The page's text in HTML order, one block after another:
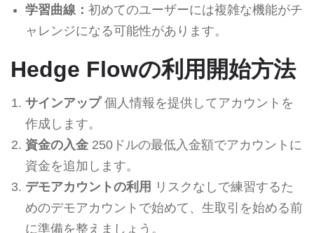
学習曲線： 初めてのユーザーには複雑な機能がチ
ャレンジになる可能性があります。
Hedge Flowの利用開始方法
サインアップ個人情報を提供してアカウントを
作成します。
資金の入金250ドルの最低入金額でアカウントに
資金を追加します。
デモアカウントの利用 リスクなしで練習するた
めのデモアカウントで始めて、生取引を始める前
に準備を整えましょう。